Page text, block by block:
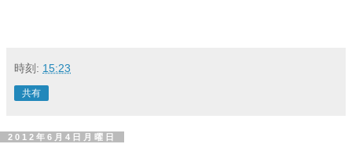
時刻: 15:23
共有
2012年6月4日月曜日